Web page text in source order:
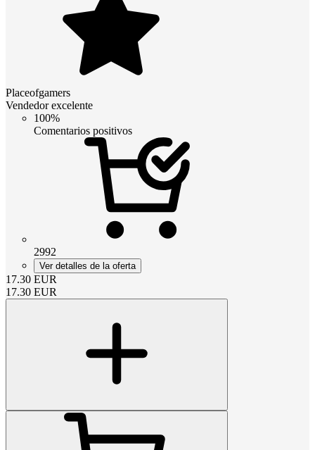
Placeofgamers
Vendedor excelente
100%
Comentarios positivos
2992
Ver detalles de la oferta
17.30 EUR
17.30 EUR